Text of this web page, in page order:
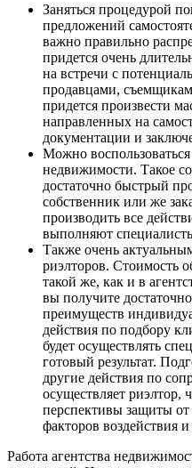
Заняться процедурой
предложений
важно правильно
придется очень
на встречи с
продавцами,
придется произвести
направленных на
документации и
Можно
недвижимости. Такое
достаточно быстрый
собственник или же
производить все
выполняют
Также очень
риэлторов. Стоимость
такой же, как и в
вы получите
преимуществ
действия по подбору
будет осуществлять
готовый результат.
другие действия по
осуществляет риэлтор,
перспективы защиты
факторов воздействия
Работа агентства